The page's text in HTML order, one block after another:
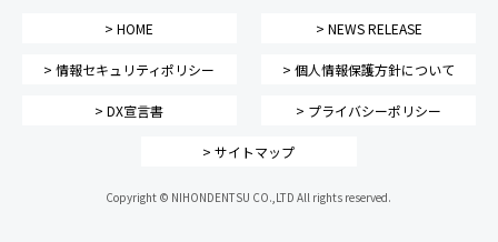
> HOME > NEWS RELEASE
> 情報セキュリティポリシー > 個人情報保護方針について
> DX宣言書 > プライバシーポリシー
> サイトマップ
Copyright © NIHONDENTSU CO.,LTD All rights reserved.